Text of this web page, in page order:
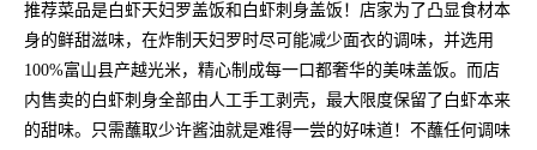
推荐菜品是白虾天妇罗盖饭和白虾刺身盖饭！店家为了凸显食材本
身的鲜甜滋味，在炸制天妇罗时尽可能减少面衣的调味，并选用
100%富山县产越光米，精心制成每一口都奢华的美味盖饭。而店
内售卖的白虾刺身全部由人工手工剥壳，最大限度保留了白虾本来
的甜味。只需蘸取少许酱油就是难得一尝的好味道！不蘸任何调味